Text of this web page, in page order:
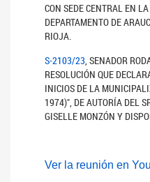
CON SEDE CENTRAL EN
DEPARTAMENTO DE
RIOJA.
S-2103/23, SENADOR
RESOLUCIÓN QUE
INICIOS DE LA
1974)", DE AUTORÍA DEL
GISELLE MONZÓN Y
Ver la reunión en